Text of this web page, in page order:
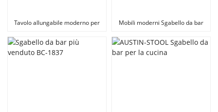
Tavolo allungabile moderno per
Mobili moderni Sgabello da bar